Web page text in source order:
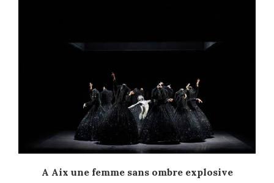
A Aix une femme sans ombre explosive